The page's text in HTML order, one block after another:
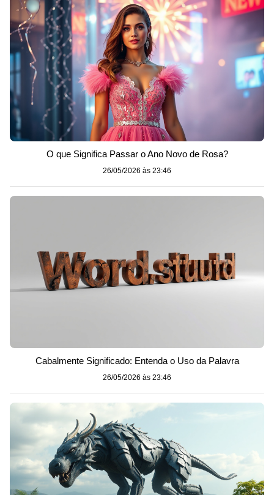
O que Significa Passar o Ano Novo de Rosa?
26/05/2026 às 23:46
Cabalmente Significado: Entenda o Uso da Palavra
26/05/2026 às 23:46